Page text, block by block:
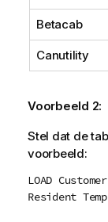
Betacab
Canutility
Voorbeeld 2:
Stel dat de
voorbeeld:
LOAD
Resident